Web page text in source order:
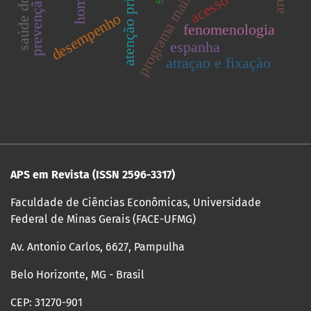
desempenho fenomenologia
espanha
atraçao e fixação
acesso
APS em Revista (ISSN 2596-3317)
Faculdade de Ciências Econômicas, Universidade
Federal de Minas Gerais (FACE-UFMG)
Av. Antonio Carlos, 6627, Pampulha
Belo Horizonte, MG - Brasil
CEP: 31270-901